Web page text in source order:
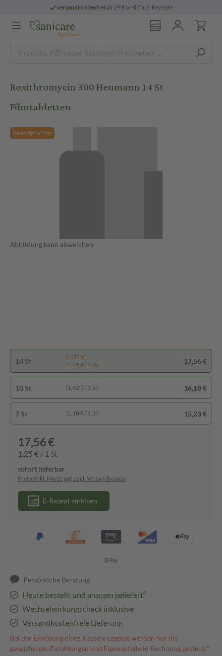
versandkostenfreiab 29 € und für E-Rezepte
Roxithromycin 300 Heumann 14 St
Filmtabletten
Rezeptpflichtig
Abbildung kann abweichen
14 St
Spartipp
(1,25 € / 1 St)
17,56 €
10 St (1,62 € / 1 St) 16,18 €
7 St (2,18 € / 1 St) 15,23 €
17,56 €
1,25 € / 1 St
sofort lieferbar
Preise inkl. MwSt. ggf. zzgl. Versandkosten
E-Rezept einlösen
Persönliche Beratung
Heute bestellt und morgen geliefert³
Wechselwirkungscheck inklusive
Versandkostenfreie Lieferung
Bei der Einlösung eines Kassenrezeptes werden nur die
gesetzlichen Zuzahlungen und Eigenanteile in Rechnung gestellt.⁴